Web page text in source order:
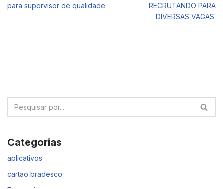
para supervisor de qualidade.
RECRUTANDO PARA
DIVERSAS VAGAS.
Categorias
aplicativos
cartao bradesco